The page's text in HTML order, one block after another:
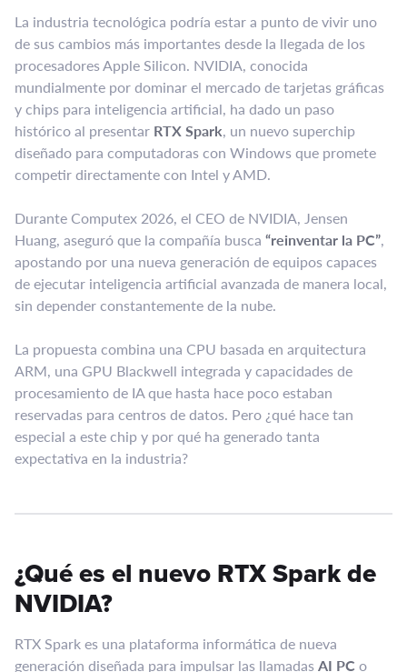
La industria tecnológica podría estar a punto de vivir uno
de sus cambios más importantes desde la llegada de los
procesadores Apple Silicon. NVIDIA, conocida
mundialmente por dominar el mercado de tarjetas gráficas
y chips para inteligencia artificial, ha dado un paso
histórico al presentar RTX Spark, un nuevo superchip
diseñado para computadoras con Windows que promete
competir directamente con Intel y AMD.
Durante Computex 2026, el CEO de NVIDIA, Jensen
Huang, aseguró que la compañía busca “reinventar la PC”,
apostando por una nueva generación de equipos capaces
de ejecutar inteligencia artificial avanzada de manera local,
sin depender constantemente de la nube.
La propuesta combina una CPU basada en arquitectura
ARM, una GPU Blackwell integrada y capacidades de
procesamiento de IA que hasta hace poco estaban
reservadas para centros de datos. Pero ¿qué hace tan
especial a este chip y por qué ha generado tanta
expectativa en la industria?
¿Qué es el nuevo RTX Spark de
NVIDIA?
RTX Spark es una plataforma informática de nueva
generación diseñada para impulsar las llamadasAI PC o